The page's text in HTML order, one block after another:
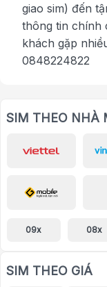
giao sim) đến
thông tin chính
khách gặp
0848224822
SIM THEO NHÀ
09x 08x
SIM THEO GIÁ